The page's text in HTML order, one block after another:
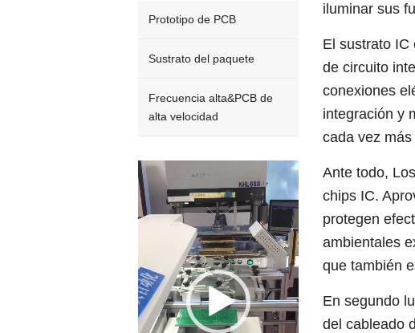
iluminar sus
El sustrato IC
de circuito
conexiones
integración y
cada vez
Ante todo,
chips IC.
protegen
ambientales
que también
En segundo
del cableado
Prototipo de PCB
Sustrato del paquete
Frecuencia alta&PCB de
alta velocidad
Video
Player